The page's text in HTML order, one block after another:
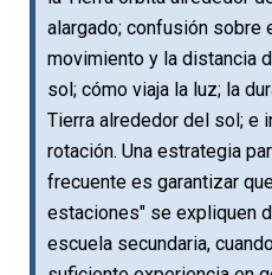
alargado; confusión sobre
movimiento y la distancia
sol; cómo viaja la luz; la
Tierra alrededor del sol; e
rotación. Una estrategia
frecuente es garantizar
estaciones" se expliquen
escuela secundaria,